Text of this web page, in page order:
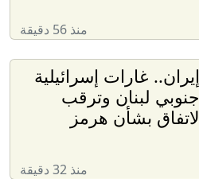
منذ 56 دقيقة
إيران.. غارات إسرائيلية
جنوبي لبنان وترقب
لاتفاق بشأن هرمز
منذ 32 دقيقة